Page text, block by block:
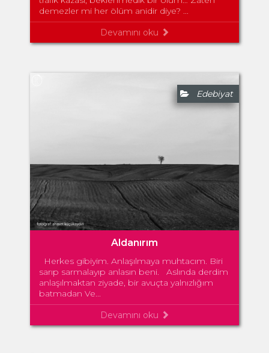
demezler mi her ölüm anidir diye? ...
Devamını oku
Edebiyat
Aldanırım
Herkes gibiyim. Anlaşılmaya muhtacım. Biri
sarıp sarmalayıp anlasın beni. Aslında derdim
anlaşılmaktan ziyade, bir avuçta yalnızlığım
batmadan Ve...
Devamını oku